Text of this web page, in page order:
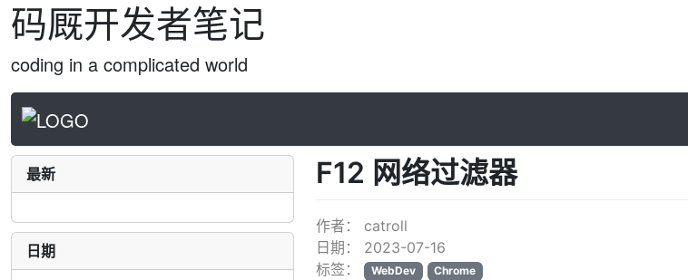
码厩开发者笔记
coding in a complicated world
最新
日期
F12 网络过滤器
作者： catroll
日期： 2023-07-16
标签：
WebDev Chrome